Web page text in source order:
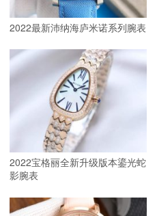
2022最新沛纳海庐米诺系列腕表
2022宝格丽全新升级版本鎏光蛇
影腕表